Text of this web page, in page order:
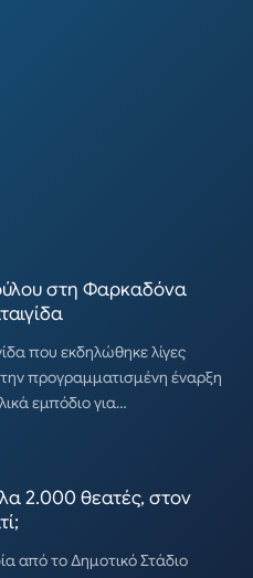
στη Φαρκαδόνα
που εκδηλώθηκε λίγες
προγραμματισμένη έναρξη
εμπόδιο για…
2.000 θεατές, στον
από το Δημοτικό Στάδιο